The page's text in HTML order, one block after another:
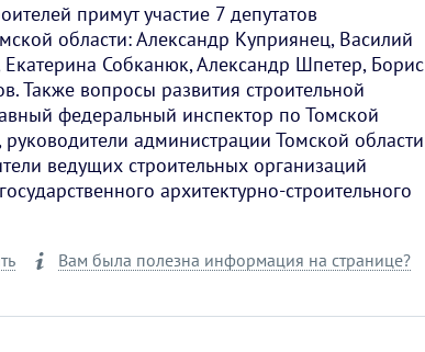
примут участие 7 депутатов
области: Александр Куприянец, Василий
Екатерина Собканюк, Александр Шпетер, Борис
Также вопросы развития строительной
федеральный инспектор по Томской
администрации Томской области
ведущих строительных организаций
архитектурно-строительного
Вам была полезна информация на странице?